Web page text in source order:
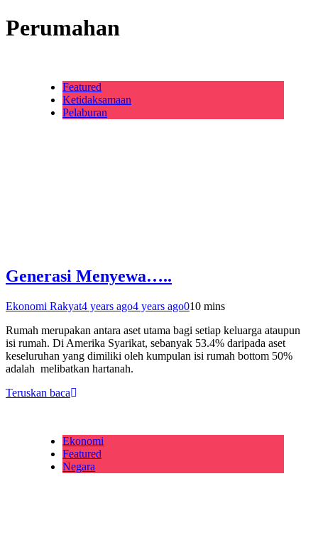
Perumahan
Featured
Ketidaksamaan
Pelaburan
Generasi Menyewa…..
Ekonomi Rakyat4 years ago4 years ago010 mins
Rumah merupakan antara aset utama bagi setiap keluarga ataupun
isi rumah. Di Amerika Syarikat, sebanyak 53.4% daripada aset
keseluruhan yang dimiliki oleh kumpulan isi rumah bottom 50%
adalah melibatkan hartanah.
Teruskan baca
Ekonomi
Featured
Negara